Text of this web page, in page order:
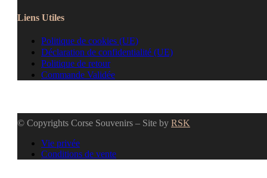
Liens Utiles
Politique de cookies (UE)
Déclaration de confidentialité (UE)
Politique de retour
Commande Validée
© Copyrights Corse Souvenirs – Site by RSK
Vie privée
Conditions de vente